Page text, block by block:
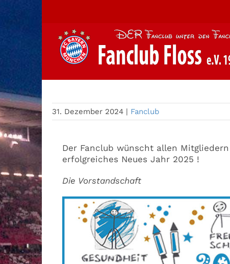
31. Dezember 2024 | Fanclub
Der Fanclub wünscht allen
erfolgreiches Neues Jahr 2025 !
Die Vorstandschaft